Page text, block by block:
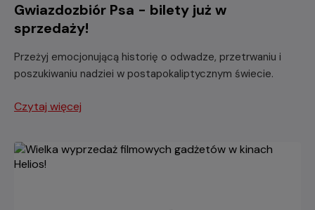
Gwiazdozbiór Psa - bilety już w
sprzedaży!
Przeżyj emocjonującą historię o odwadze, przetrwaniu i
poszukiwaniu nadziei w postapokaliptycznym świecie.
Czytaj więcej